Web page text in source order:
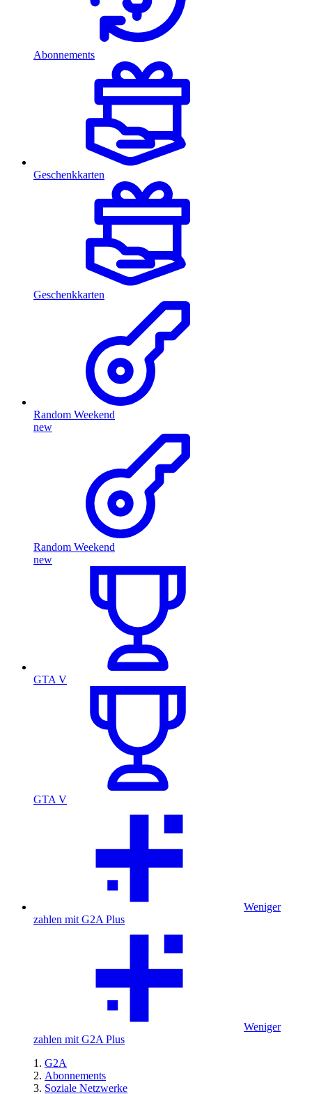
Abonnements
Geschenkkarten
Geschenkkarten
Random Weekend
new
Random Weekend
new
GTA V
GTA V
Weniger
zahlen mit G2A Plus
Weniger
zahlen mit G2A Plus
G2A
Abonnements
Soziale Netzwerke